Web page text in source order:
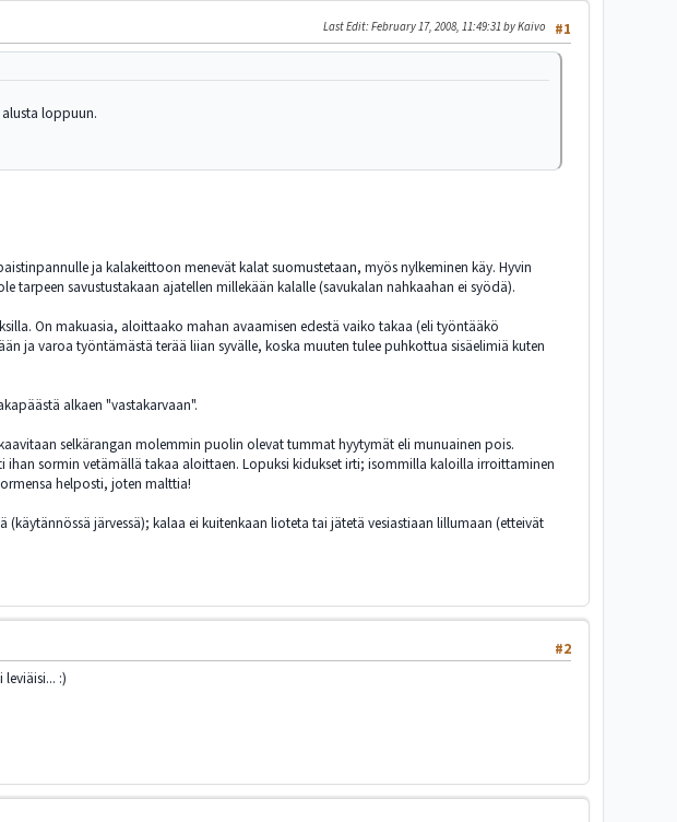
#1
Last Edit: February 17, 2008, 11:49:31 by Kaivo
loppuun.
ja kalakeittoon menevät kalat suomustetaan, myös nylkeminen käy. Hyvin
savustustakaan ajatellen millekään kalalle (savukalan nahkaahan ei syödä).
On makuasia, aloittaako mahan avaamisen edestä vaiko takaa (eli työntääkö
ja varoa työntämästä terää liian syvälle, koska muuten tulee puhkottua sisäelimiä kuten
alkaen "vastakarvaan".
selkärangan molemmin puolin olevat tummat hyytymät eli munuainen pois.
sormin vetämällä takaa aloittaen. Lopuksi kidukset irti; isommilla kaloilla irroittaminen
helposti, joten malttia!
järvessä); kalaa ei kuitenkaan lioteta tai jätetä vesiastiaan lillumaan (etteivät
#2
:)